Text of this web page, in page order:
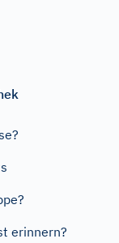
erinnern?